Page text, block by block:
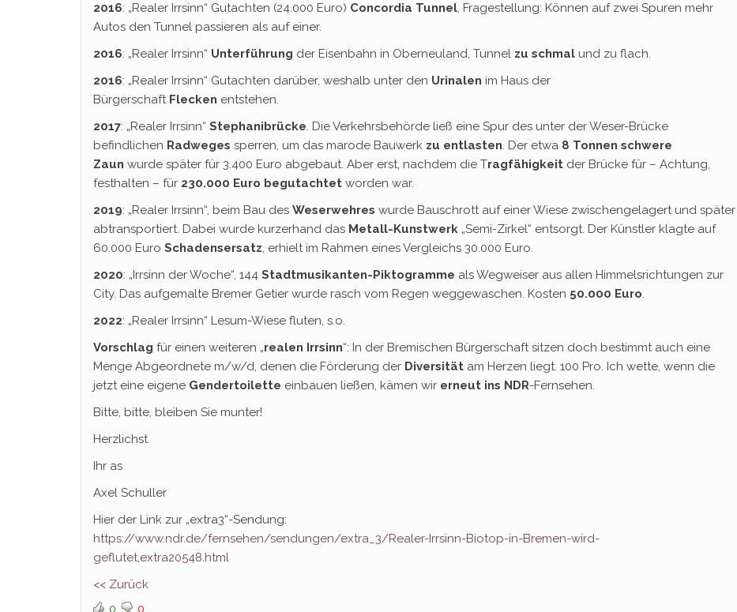
2016: „Realer Irrsinn“ Gutachten (24.000 Euro) Concordia Tunnel, Fragestellung: Können auf zwei Spuren mehr
Autos den Tunnel passieren als auf einer.
2016: „Realer Irrsinn“ Unterführung der Eisenbahn in Oberneuland, Tunnel zu schmal und zu flach.
2016: „Realer Irrsinn“ Gutachten darüber, weshalb unter den Urinalen im Haus der
Bürgerschaft Flecken entstehen.
2017: „Realer Irrsinn“ Stephanibrücke. Die Verkehrsbehörde ließ eine Spur des unter der Weser-Brücke
befindlichen Radweges sperren, um das marode Bauwerk zu entlasten. Der etwa 8 Tonnen schwere
Zaun wurde später für 3.400 Euro abgebaut. Aber erst, nachdem die Tragfähigkeit der Brücke für – Achtung,
festhalten – für 230.000 Euro begutachtet worden war.
2019: „Realer Irrsinn“, beim Bau des Weserwehres wurde Bauschrott auf einer Wiese zwischengelagert und später
abtransportiert. Dabei wurde kurzerhand das Metall-Kunstwerk „Semi-Zirkel“ entsorgt. Der Künstler klagte auf
60.000 Euro Schadensersatz, erhielt im Rahmen eines Vergleichs 30.000 Euro.
2020: „Irrsinn der Woche“, 144 Stadtmusikanten-Piktogramme als Wegweiser aus allen Himmelsrichtungen zur
City. Das aufgemalte Bremer Getier wurde rasch vom Regen weggewaschen. Kosten 50.000 Euro.
2022: „Realer Irrsinn“ Lesum-Wiese fluten, s.o.
Vorschlag für einen weiteren „realen Irrsinn“: In der Bremischen Bürgerschaft sitzen doch bestimmt auch eine
Menge Abgeordnete m/w/d, denen die Förderung der Diversität am Herzen liegt. 100 Pro. Ich wette, wenn die
jetzt eine eigene Gendertoilette einbauen ließen, kämen wir erneut ins NDR-Fernsehen.
Bitte, bitte, bleiben Sie munter!
Herzlichst
Ihr as
Axel Schuller
Hier der Link zur „extra3“-Sendung:
https://www.ndr.de/fernsehen/sendungen/extra_3/Realer-Irrsinn-Biotop-in-Bremen-wird-
geflutet,extra20548.html
<< Zurück
0 0